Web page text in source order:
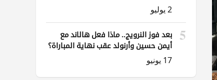
الوقود
2 يوليو
5
بعد فوز النرويج.. ماذا فعل هالاند مع
أيمن حسين وأرنولد عقب نهاية المباراة؟
17 يونيو